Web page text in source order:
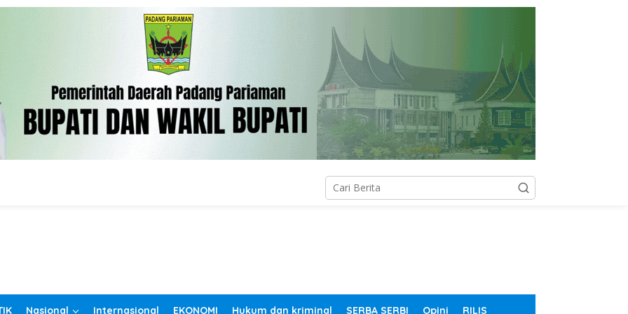
Nasional Internasional EKONOMI Hukum dan kriminal SERBA SERBI Opini RILIS